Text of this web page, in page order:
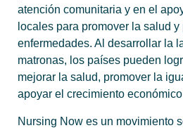
atención comunitaria y en el
locales para promover la salud y
enfermedades. Al desarrollar la
matronas, los países pueden
mejorar la salud, promover la
apoyar el crecimiento
Nursing Now es un movimiento